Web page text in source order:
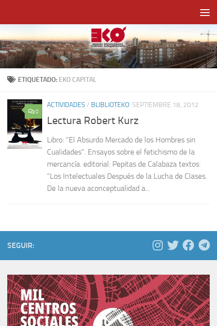
ETIQUETADO: EKO CAPITAL
0
ACTIVIDADES / BLIBLIOTEKO SEPTIEMBRE 18, 2012
Lectura Robert Kurz
Libro: “El Absurdo Mercado de los Hombres sin
Cualidades”. Ensayos sobre el fetichismo de la
mercancía. editorial: Pepitas de Calabaza textos:
“Los Intelectuales Después de la Lucha de Clases.
De la nueva aconceptualidad a...
SEGUIR: